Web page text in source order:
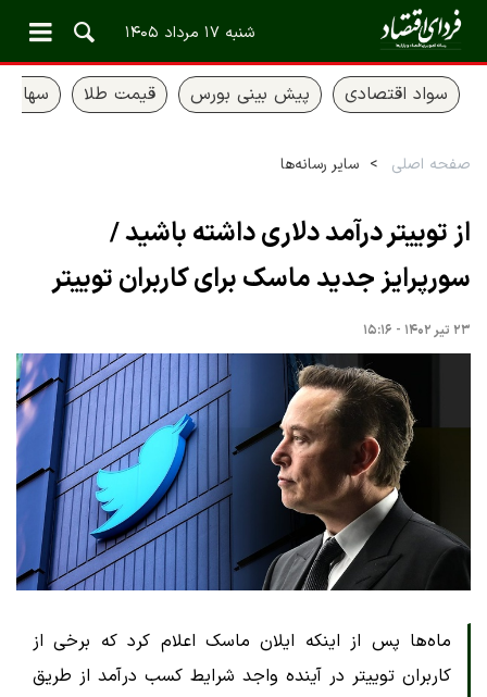
شنبه ۱۷ مرداد ۱۴۰۵
سواد اقتصادی پیش بینی بورس قیمت طلا سهام
صفحه اصلی سایر رسانه‌ها
از توییتر درآمد دلاری داشته باشید /
سورپرایز جدید ماسک برای کاربران توییتر
۲۳ تیر ۱۴۰۲ - ۱۵:۱۶
ماه‌ها پس از اینکه ایلان ماسک اعلام کرد که برخی از
کاربران توییتر در آینده واجد شرایط کسب درآمد از طریق